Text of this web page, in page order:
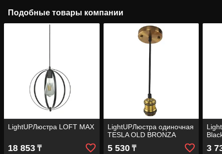
Подобные товары компании
LightUPЛюстра LOFT MAX
18 853 ₸
LightUPЛюстра одиночная
TESLA OLD BRONZA
5 530₸ 3